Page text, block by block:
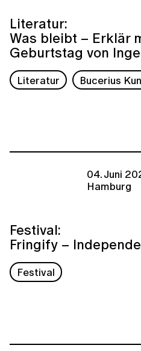
Literatur:
Was bleibt – Erklär
Geburtstag von
Literatur Bucerius
04. Juni
Hamburg
Festival:
Fringify –
Festival